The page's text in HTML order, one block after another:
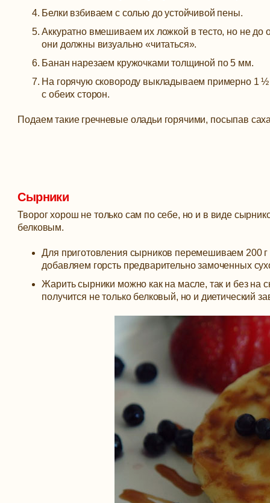
Белки взбиваем с солью до устойчивой пены.
Аккуратно вмешиваем их ложкой в тесто, но не
они должны визуально «читаться».
Банан нарезаем кружочками толщиной по 5 мм.
На горячую сковороду выкладываем примерно 1
с обеих сторон.
Подаем такие гречневые оладьи горячими, посыпав
Сырники
Творог хорош не только сам по себе, но и в виде
белковым.
Для приготовления сырников перемешиваем 200 г
добавляем горсть предварительно замоченных
Жарить сырники можно как на масле, так и без на
получится не только белковый, но и диетический